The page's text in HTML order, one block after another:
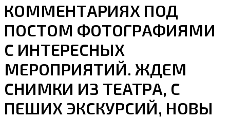
КОММЕНТАРИЯХ ПОД
ПОСТОМ ФОТОГРАФИЯМИ
С ИНТЕРЕСНЫХ
МЕРОПРИЯТИЙ. ЖДЕМ
СНИМКИ ИЗ ТЕАТРА, С
ПЕШИХ ЭКСКУРСИЙ, НОВЫ